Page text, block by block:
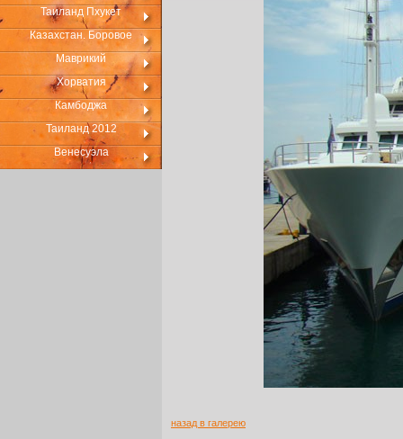
Таиланд Пхукет
Казахстан. Боровое
Маврикий
Хорватия
Камбоджа
Таиланд 2012
Венесуэла
назад в галерею